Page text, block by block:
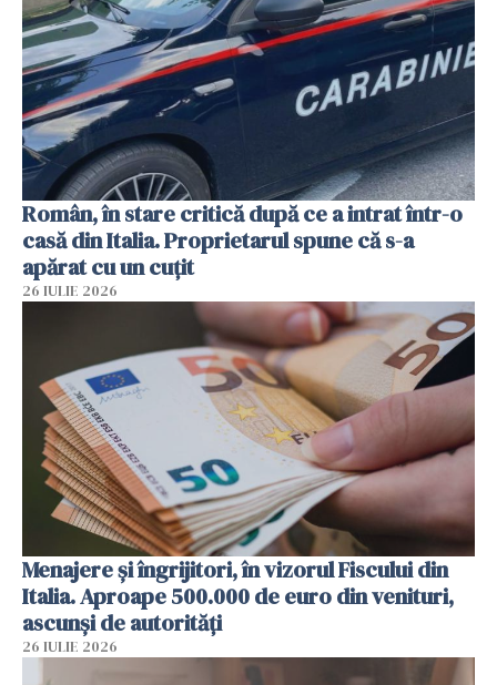
Român, în stare critică după ce a intrat într-o
casă din Italia. Proprietarul spune că s-a
apărat cu un cuțit
26 IULIE 2026
Menajere și îngrijitori, în vizorul Fiscului din
Italia. Aproape 500.000 de euro din venituri,
ascunși de autorități
26 IULIE 2026